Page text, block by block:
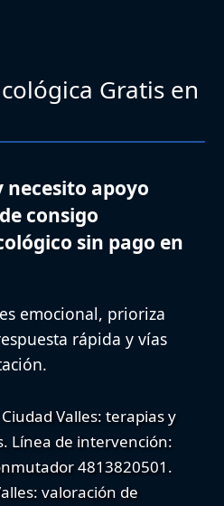
Gratis en
necesito apoyo
consigo
sin pago en
emocional, prioriza
rápida y vías
Valles: terapias y
Línea de intervención:
4813820501 .
: valoración de